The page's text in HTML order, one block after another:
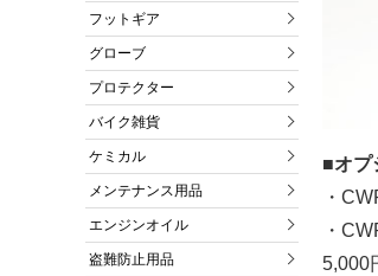
フットギア
グローブ
プロテクター
バイク雑貨
ケミカル
メンテナンス用品
エンジンオイル
盗難防止用品
■オプ
・
・
5,000